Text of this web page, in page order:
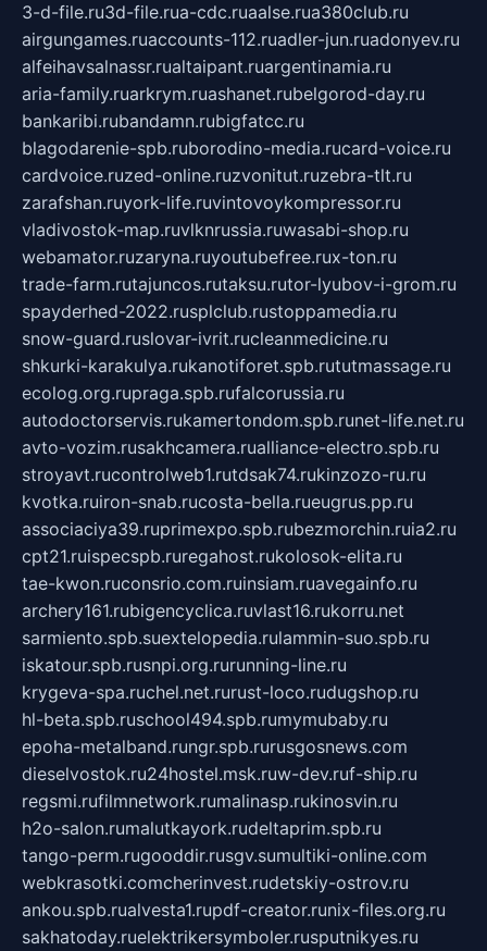
3-d-file.ru3d-file.rua-cdc.ruaalse.rua380club.ru
airgungames.ruaccounts-112.ruadler-jun.ruadonyev.ru
alfeihavsalnassr.rualtaipant.ruargentinamia.ru
aria-family.ruarkrym.ruashanet.rubelgorod-day.ru
bankaribi.rubandamn.rubigfatcc.ru
blagodarenie-spb.ruborodino-media.rucard-voice.ru
cardvoice.ruzed-online.ruzvonitut.ruzebra-tlt.ru
zarafshan.ruyork-life.ruvintovoykompressor.ru
vladivostok-map.ruvlknrussia.ruwasabi-shop.ru
webamator.ruzaryna.ruyoutubefree.rux-ton.ru
trade-farm.rutajuncos.rutaksu.rutor-lyubov-i-grom.ru
spayderhed-2022.rusplclub.rustoppamedia.ru
snow-guard.ruslovar-ivrit.rucleanmedicine.ru
shkurki-karakulya.rukanotiforet.spb.rututmassage.ru
ecolog.org.rupraga.spb.rufalcorussia.ru
autodoctorservis.rukamertondom.spb.runet-life.net.ru
avto-vozim.rusakhcamera.rualliance-electro.spb.ru
stroyavt.rucontrolweb1.rutdsak74.rukinzozo-ru.ru
kvotka.ruiron-snab.rucosta-bella.rueugrus.pp.ru
associaciya39.ruprimexpo.spb.rubezmorchin.ruia2.ru
cpt21.ruispecspb.ruregahost.rukolosok-elita.ru
tae-kwon.ruconsrio.com.ruinsiam.ruavegainfo.ru
archery161.rubigencyclica.ruvlast16.rukorru.net
sarmiento.spb.suextelopedia.rulammin-suo.spb.ru
iskatour.spb.rusnpi.org.rurunning-line.ru
krygeva-spa.ruchel.net.rurust-loco.rudugshop.ru
hl-beta.spb.ruschool494.spb.rumymubaby.ru
epoha-metalband.rungr.spb.rurusgosnews.com
dieselvostok.ru24hostel.msk.ruw-dev.ruf-ship.ru
regsmi.rufilmnetwork.rumalinasp.rukinosvin.ru
h2o-salon.rumalutkayork.rudeltaprim.spb.ru
tango-perm.rugooddir.rusgv.sumultiki-online.com
webkrasotki.comcherinvest.rudetskiy-ostrov.ru
ankou.spb.rualvesta1.rupdf-creator.runix-files.org.ru
sakhatoday.ruelektrikersymboler.rusputnikyes.ru